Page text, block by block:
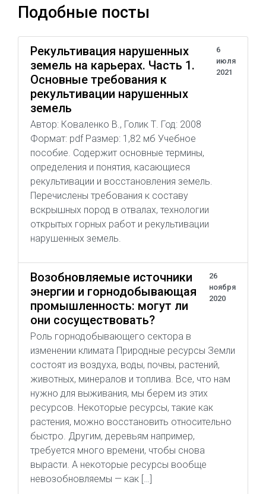
Подобные посты
Рекультивация нарушенных
земель на карьерах. Часть 1.
Основные требования к
рекультивации нарушенных
земель
6
июля
2021
Автор: Коваленко В., Голик Т. Год: 2008
Формат: pdf Размер: 1,82 мб Учебное
пособие. Содержит основные термины,
определения и понятия, касающиеся
рекультивации и восстановления земель.
Перечислены требования к составу
вскрышных пород в отвалах, технологии
открытых горных работ и рекультивации
нарушенных земель.
Возобновляемые источники
энергии и горнодобывающая
промышленность: могут ли
они сосуществовать?
26
ноября
2020
Роль горнодобывающего сектора в
изменении климата Природные ресурсы Земли
состоят из воздуха, воды, почвы, растений,
животных, минералов и топлива. Все, что нам
нужно для выживания, мы берем из этих
ресурсов. Некоторые ресурсы, такие как
растения, можно восстановить относительно
быстро. Другим, деревьям например,
требуется много времени, чтобы снова
вырасти. А некоторые ресурсы вообще
невозобновляемы — как […]